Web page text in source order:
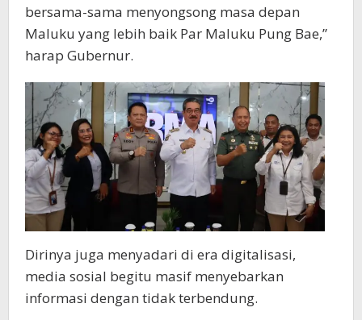
bersama-sama menyongsong masa depan
Maluku yang lebih baik Par Maluku Pung Bae,”
harap Gubernur.
Dirinya juga menyadari di era digitalisasi,
media sosial begitu masif menyebarkan
informasi dengan tidak terbendung.